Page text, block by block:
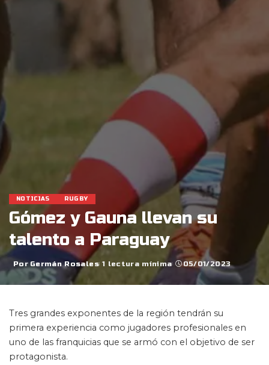
NOTICIAS RUGBY
Gómez y Gauna llevan su
talento a Paraguay
Posted
Por Germán Rosales 1 lectura mínima 05/01/2023
Tres grandes exponentes de la región tendrán su
primera experiencia como jugadores profesionales en
uno de las franquicias que se armó con el objetivo de ser
protagonista.